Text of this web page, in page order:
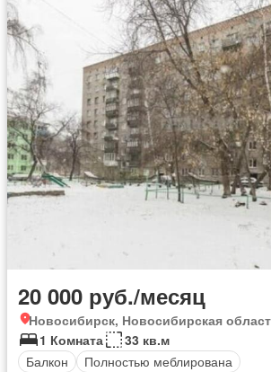
20 000 руб./месяц
Новосибирск, Новосибирская
1 Комната
33 кв.м
Балкон
Полностью меблирована